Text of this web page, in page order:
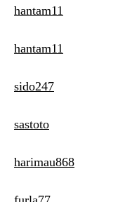
hantam11
hantam11
sido247
sastoto
harimau868